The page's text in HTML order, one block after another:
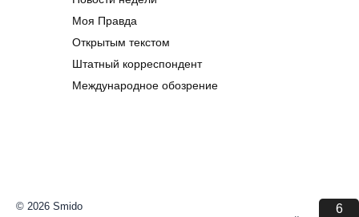
Моя Правда
Открытым текстом
Штатный корреспондент
Международное обозрение
6
© 2026 Smido